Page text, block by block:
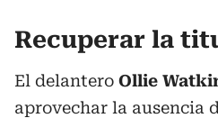
Recuperar la
El delantero Ollie
aprovechar la ausencia